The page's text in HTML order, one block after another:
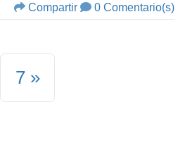
Compartir 0 Comentario(s)
7